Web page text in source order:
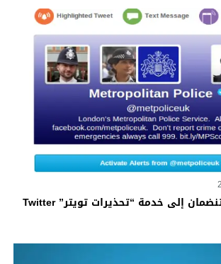
بريطانيا وإيرلندا تنضمان إلى خدمة “تحذيرات تويتر” Twitter